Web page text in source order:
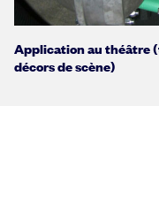
Application au théâtre
décors de scène)